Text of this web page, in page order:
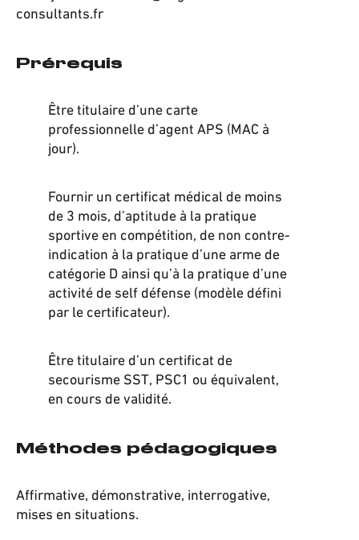
consultants.fr
Prérequis
Être titulaire d’une carte
professionnelle d’agent APS (MAC à
jour).
Fournir un certificat médical de moins
de 3 mois, d’aptitude à la pratique
sportive en compétition, de non contre-
indication à la pratique d’une arme de
catégorie D ainsi qu’à la pratique d’une
activité de self défense (modèle défini
par le certificateur).
Être titulaire d’un certificat de
secourisme SST, PSC1 ou équivalent,
en cours de validité.
Méthodes pédagogiques
Affirmative, démonstrative, interrogative,
mises en situations.